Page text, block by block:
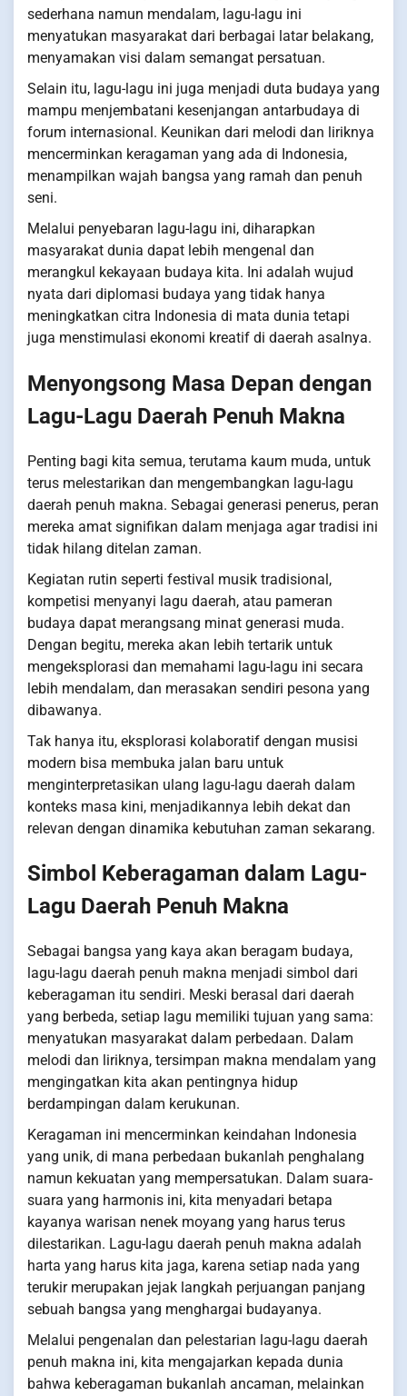
sederhana namun mendalam, lagu-lagu ini
menyatukan masyarakat dari berbagai latar belakang,
menyamakan visi dalam semangat persatuan.
Selain itu, lagu-lagu ini juga menjadi duta budaya yang
mampu menjembatani kesenjangan antarbudaya di
forum internasional. Keunikan dari melodi dan liriknya
mencerminkan keragaman yang ada di Indonesia,
menampilkan wajah bangsa yang ramah dan penuh
seni.
Melalui penyebaran lagu-lagu ini, diharapkan
masyarakat dunia dapat lebih mengenal dan
merangkul kekayaan budaya kita. Ini adalah wujud
nyata dari diplomasi budaya yang tidak hanya
meningkatkan citra Indonesia di mata dunia tetapi
juga menstimulasi ekonomi kreatif di daerah asalnya.
Menyongsong Masa Depan dengan
Lagu-Lagu Daerah Penuh Makna
Penting bagi kita semua, terutama kaum muda, untuk
terus melestarikan dan mengembangkan lagu-lagu
daerah penuh makna. Sebagai generasi penerus, peran
mereka amat signifikan dalam menjaga agar tradisi ini
tidak hilang ditelan zaman.
Kegiatan rutin seperti festival musik tradisional,
kompetisi menyanyi lagu daerah, atau pameran
budaya dapat merangsang minat generasi muda.
Dengan begitu, mereka akan lebih tertarik untuk
mengeksplorasi dan memahami lagu-lagu ini secara
lebih mendalam, dan merasakan sendiri pesona yang
dibawanya.
Tak hanya itu, eksplorasi kolaboratif dengan musisi
modern bisa membuka jalan baru untuk
menginterpretasikan ulang lagu-lagu daerah dalam
konteks masa kini, menjadikannya lebih dekat dan
relevan dengan dinamika kebutuhan zaman sekarang.
Simbol Keberagaman dalam Lagu-
Lagu Daerah Penuh Makna
Sebagai bangsa yang kaya akan beragam budaya,
lagu-lagu daerah penuh makna menjadi simbol dari
keberagaman itu sendiri. Meski berasal dari daerah
yang berbeda, setiap lagu memiliki tujuan yang sama:
menyatukan masyarakat dalam perbedaan. Dalam
melodi dan liriknya, tersimpan makna mendalam yang
mengingatkan kita akan pentingnya hidup
berdampingan dalam kerukunan.
Keragaman ini mencerminkan keindahan Indonesia
yang unik, di mana perbedaan bukanlah penghalang
namun kekuatan yang mempersatukan. Dalam suara-
suara yang harmonis ini, kita menyadari betapa
kayanya warisan nenek moyang yang harus terus
dilestarikan. Lagu-lagu daerah penuh makna adalah
harta yang harus kita jaga, karena setiap nada yang
terukir merupakan jejak langkah perjuangan panjang
sebuah bangsa yang menghargai budayanya.
Melalui pengenalan dan pelestarian lagu-lagu daerah
penuh makna ini, kita mengajarkan kepada dunia
bahwa keberagaman bukanlah ancaman, melainkan